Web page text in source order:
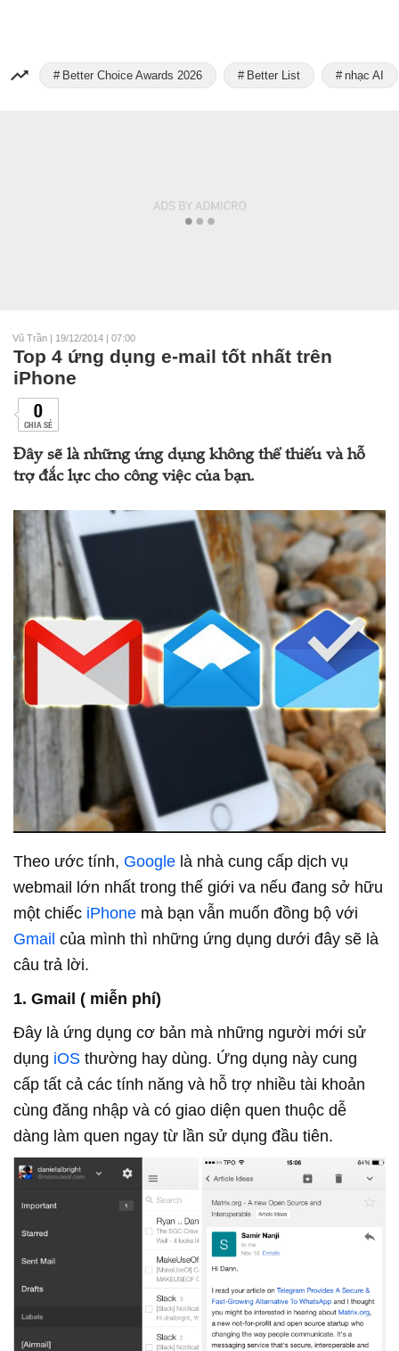
Better Choice Awards 2026 Better List nhạc AI
Vũ Trần | 19/12/2014 | 07:00
Top 4 ứng dụng e-mail tốt nhất trên
iPhone
0
CHIA SẺ
Đây sẽ là những ứng dụng không thể thiếu và hỗ
trợ đắc lực cho công việc của bạn.
Theo ước tính, Google là nhà cung cấp dịch vụ
webmail lớn nhất trong thế giới va nếu đang sở hữu
một chiếc iPhone mà bạn vẫn muốn đồng bộ với
Gmail của mình thì những ứng dụng dưới đây sẽ là
câu trả lời.
1. Gmail ( miễn phí)
Đây là ứng dụng cơ bản mà những người mới sử
dụng iOS thường hay dùng. Ứng dụng này cung
cấp tất cả các tính năng và hỗ trợ nhiều tài khoản
cùng đăng nhập và có giao diện quen thuộc dễ
dàng làm quen ngay từ lần sử dụng đầu tiên.